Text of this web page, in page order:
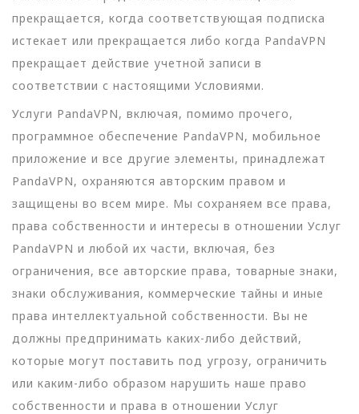
прекращается, когда соответствующая подписка
истекает или прекращается либо когда PandaVPN
прекращает действие учетной записи в
соответствии с настоящими Условиями.
Услуги PandaVPN, включая, помимо прочего,
программное обеспечение PandaVPN, мобильное
приложение и все другие элементы, принадлежат
PandaVPN, охраняются авторским правом и
защищены во всем мире. Мы сохраняем все права,
права собственности и интересы в отношении Услуг
PandaVPN и любой их части, включая, без
ограничения, все авторские права, товарные знаки,
знаки обслуживания, коммерческие тайны и иные
права интеллектуальной собственности. Вы не
должны предпринимать каких-либо действий,
которые могут поставить под угрозу, ограничить
или каким-либо образом нарушить наше право
собственности и права в отношении Услуг